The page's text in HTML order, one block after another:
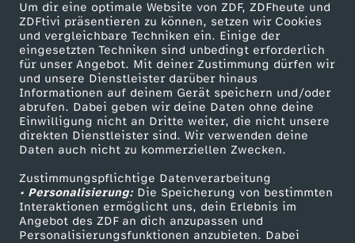
Um dir eine optimale Website von ZDF, ZDFheute und
ZDFtivi präsentieren zu können, setzen wir Cookies
und vergleichbare Techniken ein. Einige der
eingesetzten Techniken sind unbedingt erforderlich
für unser Angebot. Mit deiner Zustimmung dürfen wir
und unsere Dienstleister darüber hinaus
Informationen auf deinem Gerät speichern und/oder
abrufen. Dabei geben wir deine Daten ohne deine
Einwilligung nicht an Dritte weiter, die nicht unsere
direkten Dienstleister sind. Wir verwenden deine
Daten auch nicht zu kommerziellen Zwecken.
Zustimmungspflichtige Datenverarbeitung
• Personalisierung:Die Speicherung von bestimmten
Interaktionen ermöglicht uns, dein Erlebnis im
Angebot des ZDF an dich anzupassen und
Personalisierungsfunktionen anzubieten. Dabei
r
i
t
z
N
e
Mehr ZDF
ZDF-Apps
Smart TV
ZDFtext
Livestreams
Sendungen A-Z
TV-Programm
Service
ZDFmitreden
Kontakt zum ZDF
Tickets
Zuschauerservice
Hilfe